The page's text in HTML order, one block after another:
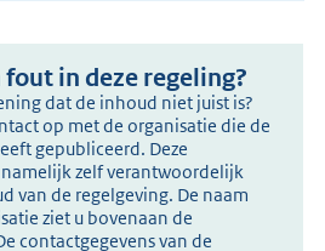
fout in deze regeling?
dat de inhoud niet juist is?
op met de organisatie die de
gepubliceerd. Deze
zelf verantwoordelijk
van de regelgeving. De naam
ziet u bovenaan de
contactgegevens van de